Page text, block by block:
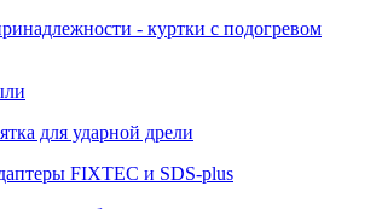
- куртки с подогревом
для ударной дрели
FIXTEC и SDS-plus